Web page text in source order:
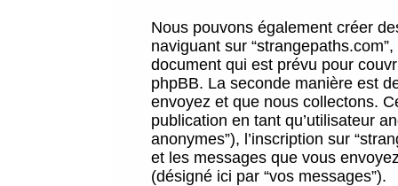
Nous pouvons également créer
naviguant sur
document qui est prévu pour
phpBB. La seconde manière est
envoyez et que nous collectons.
publication en tant qu’utilisateur
anonymes”), l’inscription sur
et les messages que vous
(désigné ici par “vos messages”).